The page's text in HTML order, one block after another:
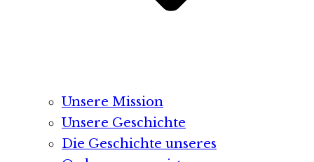
Unsere Mission
Unsere Geschichte
Die Geschichte unseres